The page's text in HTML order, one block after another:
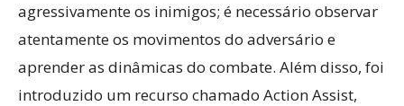
agressivamente os inimigos; é necessário observar
atentamente os movimentos do adversário e
aprender as dinâmicas do combate. Além disso, foi
introduzido um recurso chamado Action Assist,